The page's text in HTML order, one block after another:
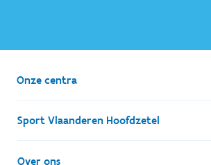
Onze centra
Sport Vlaanderen Hoofdzetel
Simon Bolivarlaan 17
Over ons